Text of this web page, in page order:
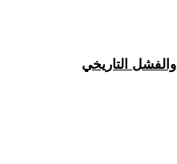
والفشل التاريخي